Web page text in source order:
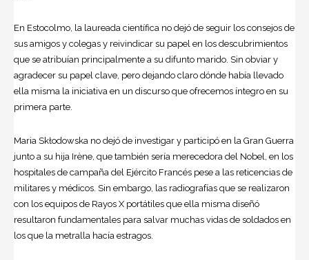
En Estocolmo, la laureada científica no dejó de seguir los consejos de
sus amigos y colegas y reivindicar su papel en los descubrimientos
que se atribuían principalmente a su difunto marido. Sin obviar y
agradecer su papel clave, pero dejando claro dónde había llevado
ella misma la iniciativa en un discurso que ofrecemos íntegro en su
primera parte.
Maria Skłodowska no dejó de investigar y participó en la Gran Guerra
junto a su hija Irène, que también sería merecedora del Nobel, en los
hospitales de campaña del Ejército Francés pese a las reticencias de
militares y médicos. Sin embargo, las radiografías que se realizaron
con los equipos de Rayos X portátiles que ella misma diseñó
resultaron fundamentales para salvar muchas vidas de soldados en
los que la metralla hacía estragos.